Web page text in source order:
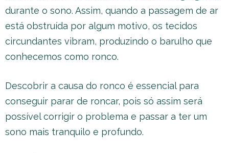
durante o sono. Assim, quando a passagem de ar
está obstruída por algum motivo, os tecidos
circundantes vibram, produzindo o barulho que
conhecemos como ronco.
Descobrir a causa do ronco é essencial para
conseguir parar de roncar, pois só assim será
possível corrigir o problema e passar a ter um
sono mais tranquilo e profundo.